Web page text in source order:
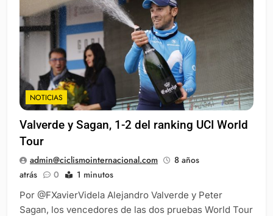
NOTICIAS
Valverde y Sagan, 1-2 del ranking UCI World
Tour
admin@ciclismointernacional.com
8 años
atrás
0 1 minutos
Por @FXavierVidela Alejandro Valverde y Peter
Sagan, los vencedores de las dos pruebas World Tour